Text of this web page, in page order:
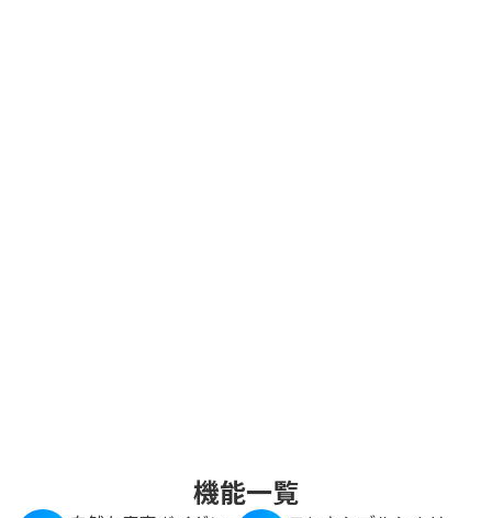
機能一覧